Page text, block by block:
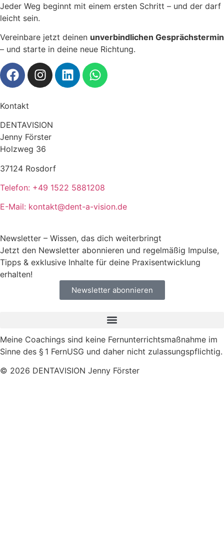
Jeder Weg beginnt mit einem ersten Schritt – und der darf
leicht sein.
Vereinbare jetzt deinen unverbindlichen Gesprächstermin
– und starte in deine neue Richtung.
Kontakt
DENTAVISION
Jenny Förster
Holzweg 36
37124 Rosdorf
Telefon: +49 1522 5881208
E-Mail: kontakt@dent-a-vision.de
Newsletter – Wissen, das dich weiterbringt
Jetzt den Newsletter abonnieren und regelmäßig Impulse,
Tipps & exklusive Inhalte für deine Praxisentwicklung
erhalten!
Newsletter abonnieren
Meine Coachings sind keine Fernunterrichtsmaßnahme im
Sinne des § 1 FernUSG und daher nicht zulassungspflichtig.
© 2026 DENTAVISION Jenny Förster